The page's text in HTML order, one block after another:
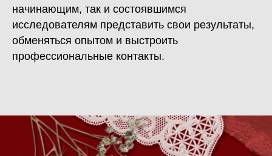
начинающим, так и состоявшимся
исследователям представить свои результаты,
обменяться опытом и выстроить
профессиональные контакты.